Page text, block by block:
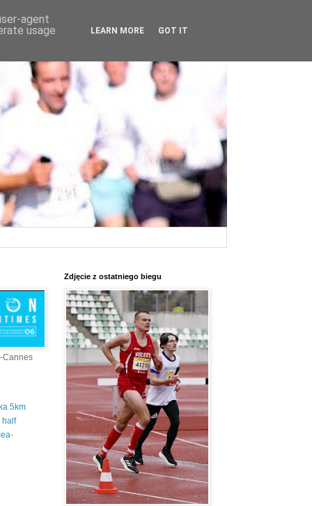
Cannes
5km
half
Zdjęcie z ostatniego biegu
agent
usage
LEARN MORE GOT IT